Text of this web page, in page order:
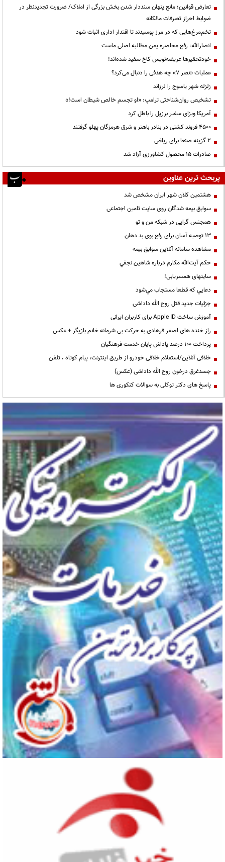
تعارض قوانین؛ مانع پنهان سنددار شدن بخش بزرگی از املاک/ ضرورت تجدیدنظر در
ضوابط احراز تصرفات مالکانه
تخم‌مرغ‌هایی که در مرز پوسیدند تا اقتدار اداری اثبات شود
انصارالله: رفع محاصره یمن مطالبه اصلی ماست
خودتحقیرها عریضه‌نویس کاخ سفید شده‌اند!
عملیات «نصر ۷» چه هدفی را دنبال می‌کرد؟
زلزله شهر یاسوج را لرزاند
تشخیص روان‌شناختی ترامپ: «او تجسم خالص شیطان است!»
آمریکا ویزای سفیر برزیل را باطل کرد
۴۵۰۰ فروند کشتی در بنادر باهنر و شرق هرمزگان پهلو گرفتند
۲ گزینه صنعا برای ریاض
صادرات ۱۵ محصول کشاورزی آزاد شد
پربحث ترین عناوین
هشتمین کلان شهر ایران مشخص شد
سوابق بیمه شدگان روی سایت تامین اجتماعی
همجنس گرایی در شبکه من و تو
13 توصیه آسان برای رفع بوی بد دهان
مشاهده سامانه آنلاين سوابق بیمه
حكم آيت‌الله مكارم درباره شاهين نجفي
سایتهای همسریابی!
دعايي كه قطعا مستجاب مي‌شود
جزئیات جدید قتل روح الله داداشی
آموزش ساخت Apple ID برای کاربران ایرانی
راز خنده های اصغر فرهادی به حرکت بی شرمانه خانم بازیگر + عکس
پرداخت ۱۰۰ درصد پاداش پایان خدمت فرهنگیان
خلافی آنلاین/استعلام خلافی خودرو از طریق اینترنت، پیام کوتاه ، تلفن
جسدغرق درخون روح الله داداشی (عکس)
پاسخ های دکتر توکلی به سوالات کنکوری ها